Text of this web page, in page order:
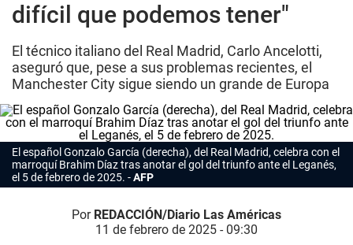
difícil que podemos tener"
El técnico italiano del Real Madrid, Carlo Ancelotti,
aseguró que, pese a sus problemas recientes, el
Manchester City sigue siendo un grande de Europa
El español Gonzalo García (derecha), del Real Madrid, celebra con el
marroquí Brahim Díaz tras anotar el gol del triunfo ante el Leganés,
el 5 de febrero de 2025.
AFP
Por REDACCIÓN/Diario Las Américas
11 de febrero de 2025 - 09:30